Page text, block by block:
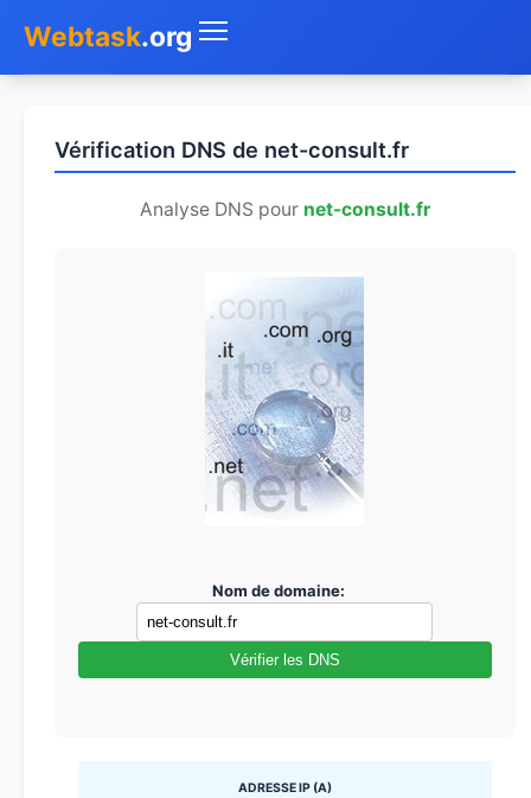
Webtask.org
Whois
Vérification DNS de net-consult.fr
Analyse DNS pour net-consult.fr
Nom de domaine:
Vérifier les DNS
ADRESSE IP (A)